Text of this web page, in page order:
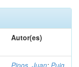
Autor(es)
Pinos, Juan; Puig